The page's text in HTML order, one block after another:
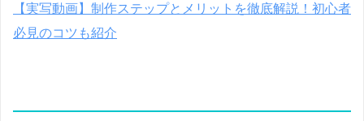
【実写動画】制作ステップとメリットを徹底解説！初心者
必見のコツも紹介